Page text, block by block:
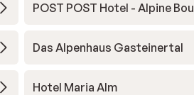
POST POST Hotel - Alpine
Das Alpenhaus Gasteinertal
Hotel Maria Alm